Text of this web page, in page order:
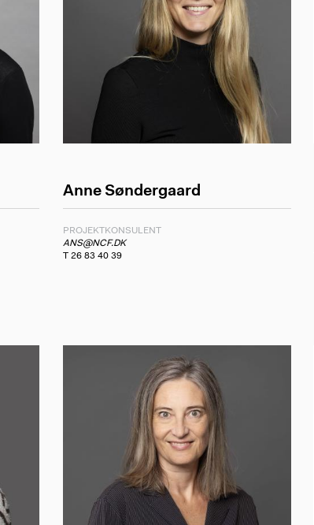
Anne Søndergaard
PROJEKTKONSULENT
ANS@NCF.DK
T 26 83 40 39